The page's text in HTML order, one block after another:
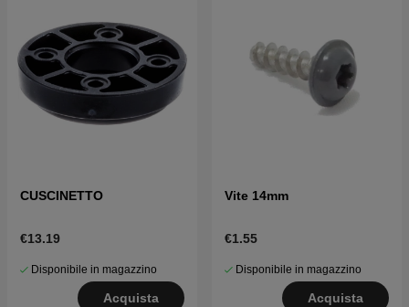
CUSCINETTO
€13.19
Disponibile in magazzino
Acquista
Vite 14mm
€1.55
Disponibile in magazzino
Acquista